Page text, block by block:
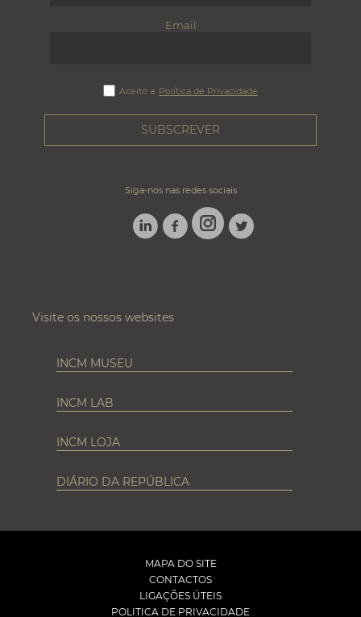
Email
Aceito a Política de Privacidade
Siga-nos nas redes sociais
LINKEDINFACEBOOK
INSTAGRAM
TWITTER
Visite os nossos websites
INCM MUSEU
INCM LAB
INCM LOJA
DIÁRIO DA REPÚBLICA
MAPA DO SITE
CONTACTOS
LIGAÇÕES ÚTEIS
POLITICA DE PRIVACIDADE